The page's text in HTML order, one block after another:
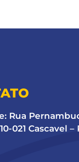
Rua
021 Cascavel –